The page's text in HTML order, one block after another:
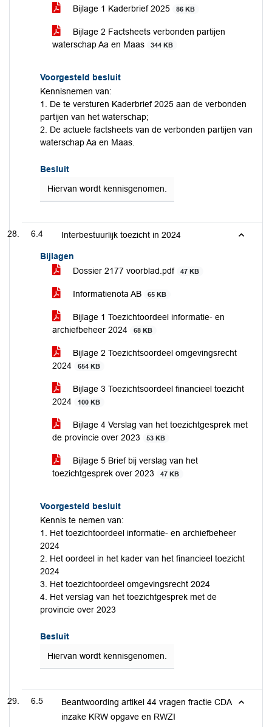
Bijlage 1 Kaderbrief 2025 86 KB
Bijlage 2 Factsheets verbonden partijen
waterschap Aa en Maas
344 KB
Voorgesteld besluit
Kennisnemen van:
1. De te versturen Kaderbrief 2025 aan de verbonden
partijen van het waterschap;
2. De actuele factsheets van de verbonden partijen van
waterschap Aa en Maas.
Besluit
Hiervan wordt kennisgenomen.
6.4 Interbestuurlijk toezicht in 2024
Bijlagen
Dossier 2177 voorblad.pdf
47 KB
Informatienota AB 65 KB
Bijlage 1 Toezichtoordeel informatie- en
archiefbeheer 2024
68 KB
Bijlage 2 Toezichtsoordeel omgevingsrecht
2024
654 KB
Bijlage 3 Toezichtsoordeel financieel toezicht
2024
100 KB
Bijlage 4 Verslag van het toezichtgesprek met
de provincie over 2023
53 KB
Bijlage 5 Brief bij verslag van het
toezichtgesprek over 2023
47 KB
Voorgesteld besluit
Kennis te nemen van:
1. Het toezichtoordeel informatie- en archiefbeheer
2024
2. Het oordeel in het kader van het financieel toezicht
2024
3. Het toezichtoordeel omgevingsrecht 2024
4. Het verslag van het toezichtgesprek met de
provincie over 2023
Besluit
Hiervan wordt kennisgenomen.
6.5
Beantwoording artikel 44 vragen fractie CDA
inzake KRW opgave en RWZI